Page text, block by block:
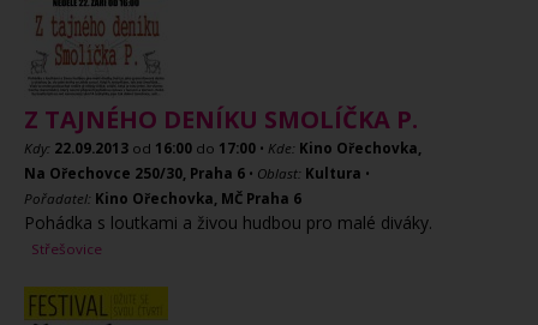
Z TAJNÉHO DENÍKU SMOLÍČKA P.
Kdy: 22.09.2013 od 16:00 do 17:00 • Kde: Kino Ořechovka,
Na Ořechovce 250/30, Praha 6 • Oblast: Kultura •
Pořadatel: Kino Ořechovka, MČ Praha 6
Pohádka s loutkami a živou hudbou pro malé diváky.
Střešovice